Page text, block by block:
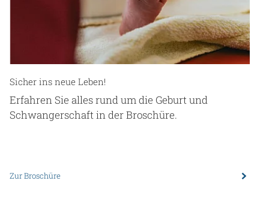
Sicher ins neue Leben!
Erfahren Sie alles rund um die Geburt und
Schwangerschaft in der Broschüre.
Zur Broschüre